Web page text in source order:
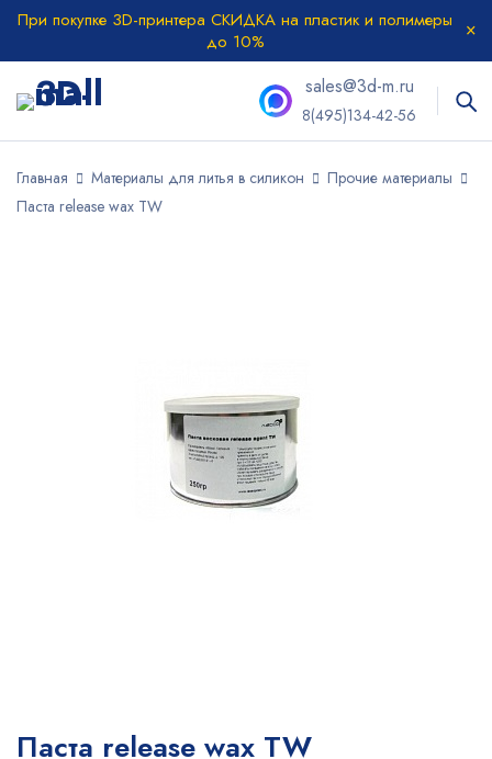
При покупке 3D-принтера СКИДКА на пластик и полимеры
до 10%
sales@3d-m.ru
8(495)134-42-56
Главная Материалы для литья в силикон
Прочие материалы
Паста release wax TW
Паста release wax TW